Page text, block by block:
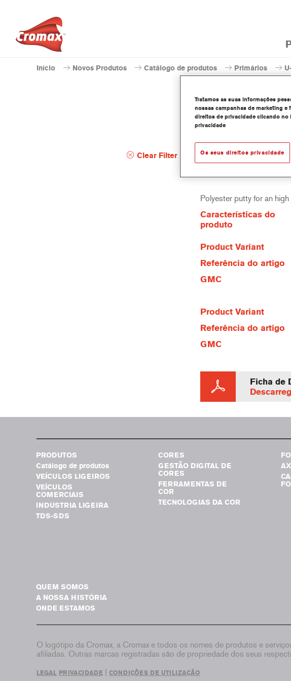
Início Novos Produtos Catálogo de produtos Primários
Clear Filter
U-POL
Polyester putty for an
Características do
produto
Product Variant
Referência do artigo
GMC
Product Variant
Referência do artigo
GMC
Ficha de
PRODUTOS
Catálogo de produtos
VEÍCULOS LIGEIROS
VEÍCULOS
COMERCIAIS
INDUSTRIA LIGEIRA
TDS-SDS
CORES
GESTÃO DIGITAL DE
CORES
FERRAMENTAS DE
COR
TECNOLOGIAS DA COR
QUEM SOMOS
A NOSSA HISTÓRIA
ONDE ESTAMOS
O logótipo da Cromax, a Cromax e todos os nomes de produtos e
afiliadas. Outras marcas registradas são de propriedade dos seus
LEGAL PRIVACIDADE CONDIÇÕES DE UTILIZAÇÃO
Tratamos as suas informações
nossas campanhas de marketing
direitos de privacidade clicando no
privacidade
Os seus direitos privacidade